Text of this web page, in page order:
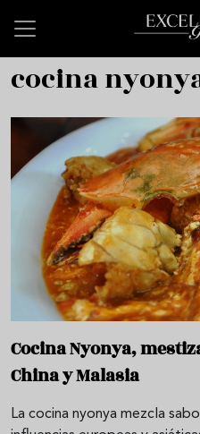
cocina
Cocina Nyonya,
China y Malasia
La cocina nyonya mezcla